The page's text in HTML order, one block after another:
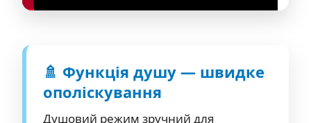
🚿 Функція душу — швидке
ополіскування
Душовий режим зручний для